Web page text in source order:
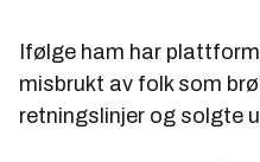
Ifølge ham har
misbrukt av folk som
retningslinjer og solgte